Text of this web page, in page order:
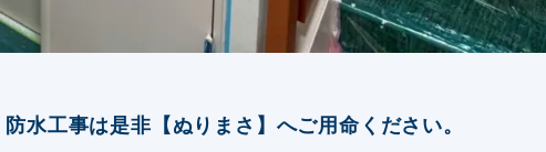
水工事は是非【ぬりまさ】へご用命ください。